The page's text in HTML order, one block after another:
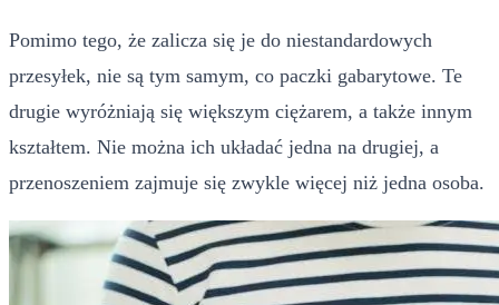
Pomimo tego, że zalicza się je do niestandardowych
przesyłek, nie są tym samym, co paczki gabarytowe. Te
drugie wyróżniają się większym ciężarem, a także innym
kształtem. Nie można ich układać jedna na drugiej, a
przenoszeniem zajmuje się zwykle więcej niż jedna osoba.